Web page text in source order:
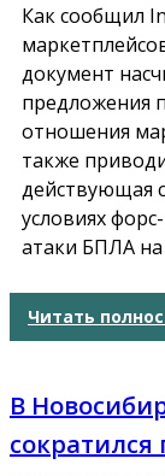
Как сообщил
документ
предложения
отношения
также
действующая
условиях
атаки БПЛА
Читать
В
сократился